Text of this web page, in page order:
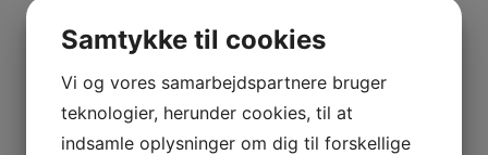
Samtykke til cookies
Vi og vores samarbejdspartnere bruger
teknologier, herunder cookies, til at
indsamle oplysninger om dig til forskellige